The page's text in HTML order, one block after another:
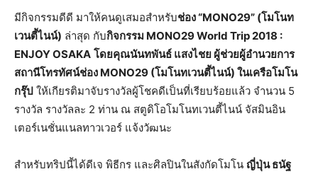
มีกิจกรรมดีดี มาให้คนดูเสมอสำหรับช่อง “MONO29” (โมโนท
เวนตี้ไนน์) ล่าสุด กับกิจกรรม MONO29 World Trip 2018 :
ENJOY OSAKA โดยคุณนันทพันธ์ แสงไชย ผู้ช่วยผู้อำนวยการ
สถานีโทรทัศน์ช่อง MONO29 (โมโนทเวนตี้ไนน์) ในเครือโมโน
กรุ๊ป ให้เกียรติมาจับรางวัลผู้โชคดีเป็นที่เรียบร้อยแล้ว จำนวน 5
รางวัล รางวัลละ 2 ท่าน ณ สตูดิโอโมโนทเวนตี้ไนน์ จัสมินอิน
เตอร์เนชั่นแนลทาวเวอร์ แจ้งวัฒนะ
สำหรับทริปนี้ได้ดีเจ พิธีกร และศิลปินในสังกัดโมโน ญี่ปุ่น ธนัฐ